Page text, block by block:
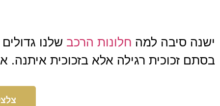
ישנה סיבה למה חלונות הרכב שלנו
בסתם זכוכית רגילה אלא בזכוכית איתנה.